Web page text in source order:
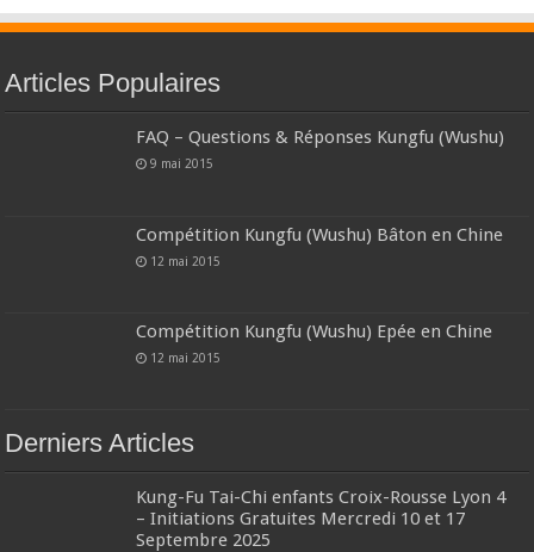
Articles Populaires
FAQ – Questions & Réponses Kungfu (Wushu)
9 mai 2015
Compétition Kungfu (Wushu) Bâton en Chine
12 mai 2015
Compétition Kungfu (Wushu) Epée en Chine
12 mai 2015
Derniers Articles
Kung-Fu Tai-Chi enfants Croix-Rousse Lyon 4
– Initiations Gratuites Mercredi 10 et 17
Septembre 2025